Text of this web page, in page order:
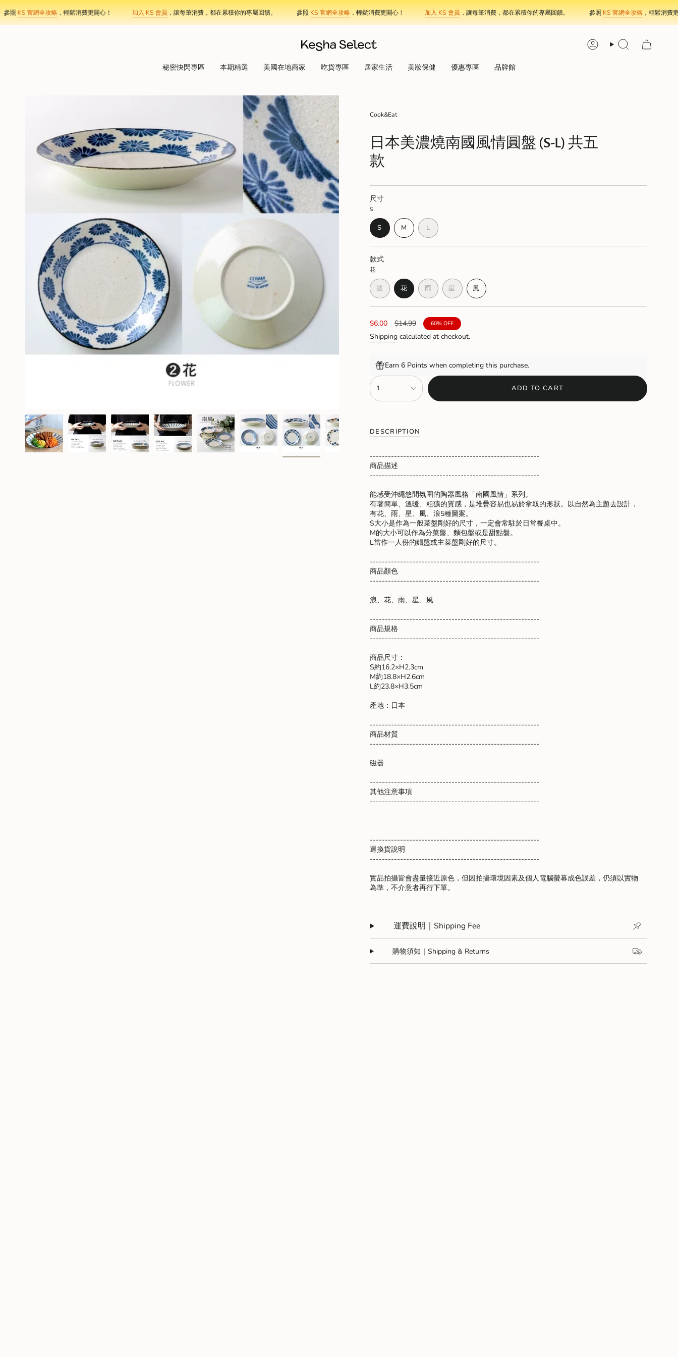
Skip
to
content
KS 官網全攻略，輕鬆消費更開心！ 加入 KS 會員，讓每筆消費，都在累積你的專屬回饋。 KS 官網全攻略，輕鬆消費更開心！ 加入 KS 會員，讓每筆消費，都在累積你的專屬回饋。 KS 官網全攻略，輕鬆消費更開心
AccountSearch
秘密快閃專區 本期精選 美國在地商家 吃貨專區 居家生活 美妝保健 優惠專區 品牌館
Cook&Eat
日本美濃燒南國風情圓盤 (S-L) 共五
款
尺寸
S
S VARIANT
SOLD
OUT
UNAVAILABLE
M VARIANT
SOLD
OUT
LVARIANT
SOLD
OUT
款式
花
波
VARIANT
SOLD
OR
UNAVAILABLE
花
VARIANT
SOLD
OR
UNAVAILABLE
雨
VARIANT
SOLD
OR
UNAVAILABLE
星
VARIANT
SOLD
OR
UNAVAILABLE
風
VARIANT
SOLD
Sale
price
$6.00
Regular
price
$14.99 60% OFF
Shipping calculated at checkout.
Earn 6 Points when completing this purchase.
{"in_cart_html"=>"
<span
class=\"quantity-
quantity
}}
in
cart",
"decrease"=>"Decrease
for
{{
product
}}",
"multiples_of"=>"Increments
of
quantity
}}",
"minimum_of"=>"Minimum
{{
}}",
"maximum_of"=>"Maximum
of
quantity
}}"}
1 ADD TO CART
DESCRIPTION
--------------------------------------------------------
商品描述
--------------------------------------------------------
能感受沖繩悠閒氛圍的陶器風格「南國風情」系列。
有著簡單、溫暖、粗獷的質感，是堆疊容易也易於拿取的形狀。以自然為主題去設計，
有花、雨、星、風、浪5種圖案。
S大小是作為一般菜盤剛好的尺寸，一定會常駐於日常餐桌中。
M的大小可以作為分菜盤、麵包盤或是甜點盤。
L當作一人份的麵盤或主菜盤剛好的尺寸。
--------------------------------------------------------
商品顏色
--------------------------------------------------------
浪、花、雨、星、風
--------------------------------------------------------
商品規格
--------------------------------------------------------
商品尺寸：
S約16.2×H2.3cm
M約18.8×H2.6cm
L約23.8×H3.5cm
產地：日本
--------------------------------------------------------
商品材質
--------------------------------------------------------
磁器
--------------------------------------------------------
其他注意事項
--------------------------------------------------------
--------------------------------------------------------
退換貨說明
--------------------------------------------------------
實品拍攝皆會盡量接近原色，但因拍攝環境因素及個人電腦螢幕成色誤差，仍須以實物
為準，不介意者再行下單。
運費說明｜Shipping Fee
購物須知｜Shipping & Returns